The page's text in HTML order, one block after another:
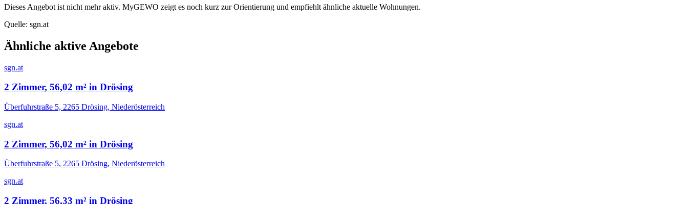
Dieses Angebot ist nicht mehr aktiv. MyGEWO zeigt es noch kurz zur Orientierung und empfiehlt ähnliche aktuelle Wohnungen.
Quelle: sgn.at
Ähnliche aktive Angebote
sgn.at
2 Zimmer, 56,02 m² in Drösing
Überfuhrstraße 5, 2265 Drösing, Niederösterreich
sgn.at
2 Zimmer, 56,02 m² in Drösing
Überfuhrstraße 5, 2265 Drösing, Niederösterreich
sgn.at
2 Zimmer, 56,33 m² in Drösing